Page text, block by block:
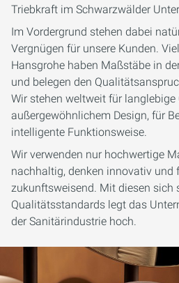
Triebkraft im Schwarzwälder
Im Vordergrund stehen dabei
Vergnügen für unsere Kunden.
Hansgrohe haben Maßstäbe in
und belegen den
Wir stehen weltweit für
außergewöhnlichem Design, für
intelligente Funktionsweise.
Wir verwenden nur hochwertige
nachhaltig, denken innovativ und
zukunftsweisend. Mit diesen sich
Qualitätsstandards legt das
der Sanitärindustrie hoch.